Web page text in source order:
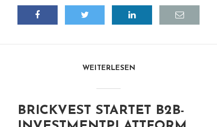
WEITERLESEN
BRICKVEST STARTET B2B-